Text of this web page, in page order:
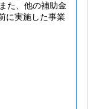
た、他の補助金
に実施した事業